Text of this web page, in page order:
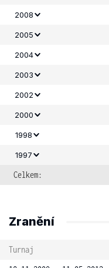
2008
2005
2004
2003
2002
2000
1998
1997
Celkem:
Zranění
Turnaj